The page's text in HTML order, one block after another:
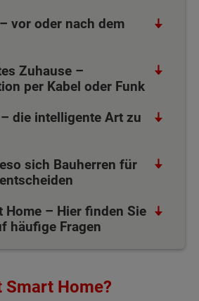
vor oder nach dem
Zuhause –
per Kabel oder Funk
die intelligente Art zu
sich Bauherren für
Home – Hier finden Sie
häufige Fragen
Smart Home?